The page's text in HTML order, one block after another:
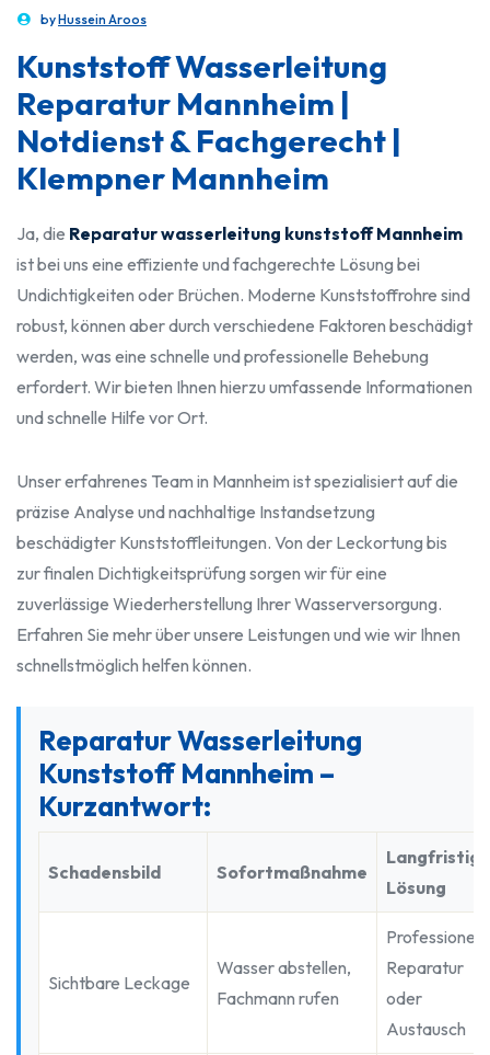
byHussein Aroos
Kunststoff Wasserleitung
Reparatur Mannheim |
Notdienst & Fachgerecht |
Klempner Mannheim
Ja, die Reparatur wasserleitung kunststoff Mannheim
ist bei uns eine effiziente und fachgerechte Lösung bei
Undichtigkeiten oder Brüchen. Moderne Kunststoffrohre sind
robust, können aber durch verschiedene Faktoren beschädigt
werden, was eine schnelle und professionelle Behebung
erfordert. Wir bieten Ihnen hierzu umfassende Informationen
und schnelle Hilfe vor Ort.
Unser erfahrenes Team in Mannheim ist spezialisiert auf die
präzise Analyse und nachhaltige Instandsetzung
beschädigter Kunststoffleitungen. Von der Leckortung bis
zur finalen Dichtigkeitsprüfung sorgen wir für eine
zuverlässige Wiederherstellung Ihrer Wasserversorgung.
Erfahren Sie mehr über unsere Leistungen und wie wir Ihnen
schnellstmöglich helfen können.
Reparatur Wasserleitung
Kunststoff Mannheim –
Kurzantwort:
Schadensbild Sofortmaßnahme
Langfristige
Lösung
Sichtbare Leckage
Wasser abstellen,
Fachmann rufen
Reparatur
oder
Austausch